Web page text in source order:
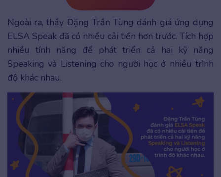
Ngoài ra, thầy Đặng Trần Tùng đánh giá ứng dụng
ELSA Speak đã có nhiều cải tiến hơn trước. Tích hợp
nhiều tính năng để phát triển cả hai kỹ năng
Speaking và Listening cho người học ở nhiều trình
độ khác nhau.